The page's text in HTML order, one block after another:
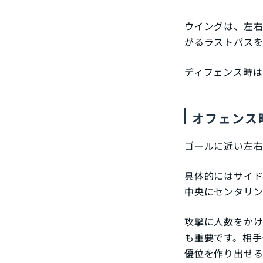
ウイングは、左
がるラストパス
ディフェンス時
オフェン
ゴールに近い左
具体的にはサイ
中央にセンタリ
攻撃に人数をか
も重要です。相
優位を作り出せ